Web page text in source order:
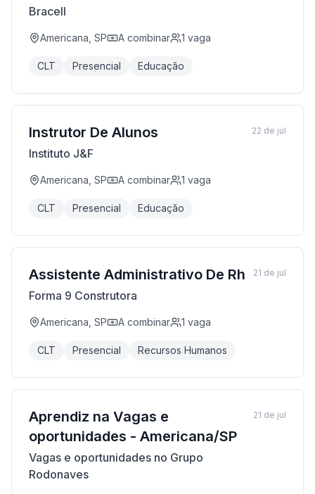
Bracell
Americana, SP A combinar 1 vaga
CLT Presencial Educação
Instrutor De Alunos
Instituto J&F
Americana, SP A combinar 1 vaga
CLT Presencial Educação
22 de jul
Assistente Administrativo De Rh
Forma 9 Construtora
Americana, SP A combinar 1 vaga
CLT Presencial Recursos Humanos
21 de jul
Aprendiz na Vagas e
oportunidades - Americana/SP
Vagas e oportunidades no Grupo
Rodonaves
21 de jul